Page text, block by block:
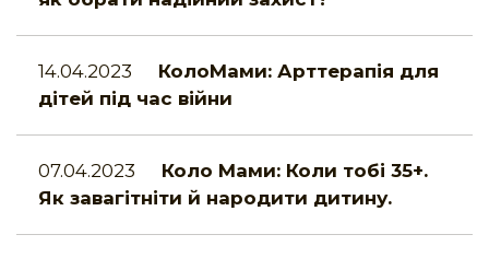
14.04.2023
КолоМами: Арттерапія для
дітей під час війни
07.04.2023
Коло Мами: Коли тобі 35+.
Як завагітніти й народити дитину.